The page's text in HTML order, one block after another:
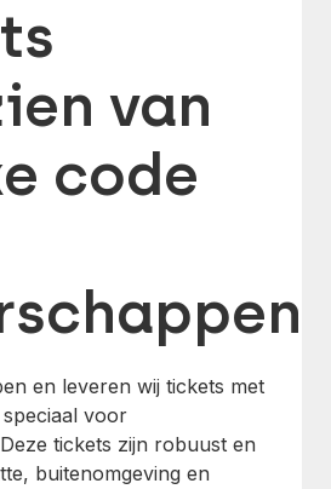
van
code
en leveren wij tickets met
voor
tickets zijn robuust en
buitenomgeving en